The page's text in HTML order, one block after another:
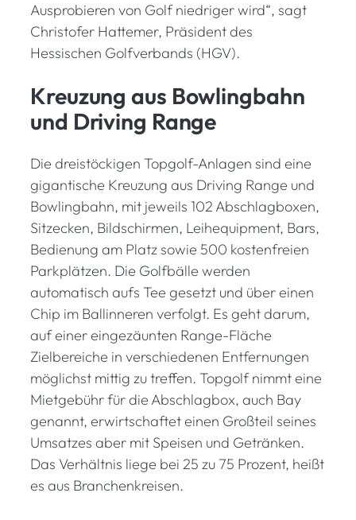
Ausprobieren von Golf niedriger wird“, sagt
Christofer Hattemer, Präsident des
Hessischen Golfverbands (HGV).
Kreuzung aus Bowlingbahn
und Driving Range
Die dreistöckigen Topgolf-Anlagen sind eine
gigantische Kreuzung aus Driving Range und
Bowlingbahn, mit jeweils 102 Abschlagboxen,
Sitzecken, Bildschirmen, Leihequipment, Bars,
Bedienung am Platz sowie 500 kostenfreien
Parkplätzen. Die Golfbälle werden
automatisch aufs Tee gesetzt und über einen
Chip im Ballinneren verfolgt. Es geht darum,
auf einer eingezäunten Range-Fläche
Zielbereiche in verschiedenen Entfernungen
möglichst mittig zu treffen. Topgolf nimmt eine
Mietgebühr für die Abschlagbox, auch Bay
genannt, erwirtschaftet einen Großteil seines
Umsatzes aber mit Speisen und Getränken.
Das Verhältnis liege bei 25 zu 75 Prozent, heißt
es aus Branchenkreisen.